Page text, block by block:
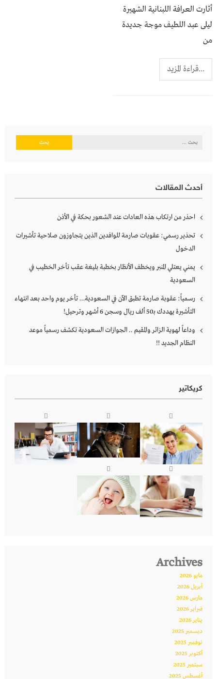
أثارت العرافة اللبنانية الشهيرة
ليلى عبد اللطيف موجة جديدة
من
...قراءة المزيد
البحث
أحدث المقالات
احذر من ارتكاب هذه العادات عند الشعور بحكة في الأذن
تحذير رسمي: عقوبات صارمة للوافدين الذين يتجاوزون صلاحية تأشيرات
الدخول
يمني يعتلي المنبر ويخطف الأنظار بخطبة بليغة عقب تأخر الخطيب في
السعودية
رسمياً: عقوبة صارمة تطبق الآن في السعودية… تأخر يوم واحد بعد انتهاء
التأشيرة يهددك بـ50 ألف ريال وسجن 6 أشهر وترحيل!
وداعاً لهوية الزائر والمقيم .. الجوازات السعودية تكشف رسمياً موعد
النظام الجديد !!
كريكاتير
Archives
مايو 2026
أبريل 2026
مارس 2026
فبراير 2026
يناير 2026
ديسمبر 2025
نوفمبر 2025
أكتوبر 2025
سبتمبر 2025
أغسطس 2025